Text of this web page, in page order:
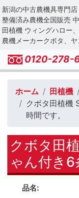
新潟の中古農機具専門店
整備済み農機全国販売
田植機 ウィングハロー
農機メーカークボタ、
0120-278-
ホーム 田植機
クボタ田植機
時間です。
クボタ田
ゃん付き
品名